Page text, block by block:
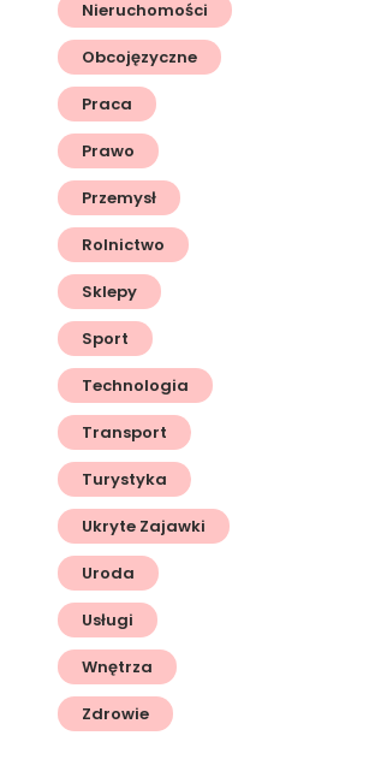
Nieruchomości
Obcojęzyczne
Praca
Prawo
Przemysł
Rolnictwo
Sklepy
Sport
Technologia
Transport
Turystyka
Ukryte Zajawki
Uroda
Usługi
Wnętrza
Zdrowie